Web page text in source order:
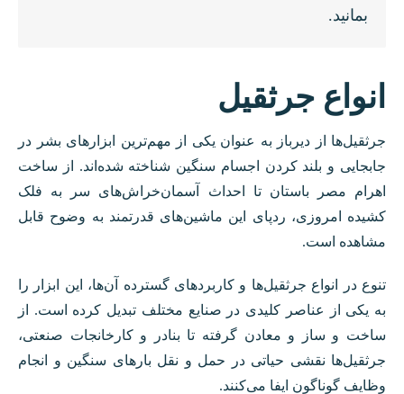
بمانید.
انواع جرثقیل
جرثقیل‌ها از دیرباز به عنوان یکی از مهم‌ترین ابزارهای بشر در
جابجایی و بلند کردن اجسام سنگین شناخته شده‌اند. از ساخت
اهرام مصر باستان تا احداث آسمان‌خراش‌های سر به فلک
کشیده امروزی، ردپای این ماشین‌های قدرتمند به وضوح قابل
مشاهده است.
تنوع در انواع جرثقیل‌ها و کاربردهای گسترده آن‌ها، این ابزار را
به یکی از عناصر کلیدی در صنایع مختلف تبدیل کرده است. از
ساخت و ساز و معادن گرفته تا بنادر و کارخانجات صنعتی،
جرثقیل‌ها نقشی حیاتی در حمل و نقل بارهای سنگین و انجام
وظایف گوناگون ایفا می‌کنند.